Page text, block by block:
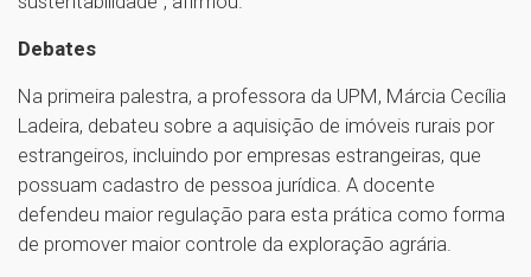
Debates
Na primeira palestra, a professora da UPM, Márcia Cecília
Ladeira, debateu sobre a aquisição de imóveis rurais por
estrangeiros, incluindo por empresas estrangeiras, que
possuam cadastro de pessoa jurídica. A docente
defendeu maior regulação para esta prática como forma
de promover maior controle da exploração agrária.